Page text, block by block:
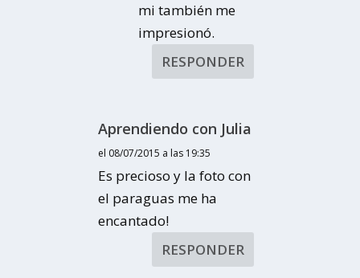
mi también me
impresionó.
RESPONDER
Aprendiendo con Julia
el 08/07/2015 a las 19:35
Es precioso y la foto con
el paraguas me ha
encantado!
RESPONDER